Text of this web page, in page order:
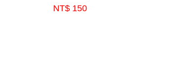
NT$ 150